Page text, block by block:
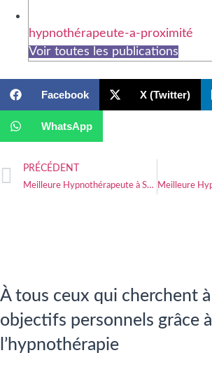
hypnothérapeute-a-proximité
Voir toutes les publications
Facebook X (Twitter)
WhatsApp
PRÉCÉDENT
Meilleure Hypnothérapeute à Saint-Astier
À tous ceux qui cherchent
objectifs personnels grâce à
l’hypnothérapie